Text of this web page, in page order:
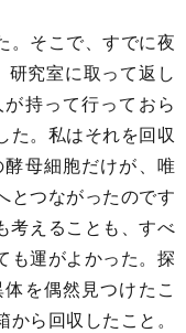
。そこで、すでに夜
究室に取って返し
持って行っておら
た。私はそれを回収
母細胞だけが、唯
とつながったのです
考えることも、すべ
も運がよかった。探
を偶然見つけたこ
ら回収したこと。